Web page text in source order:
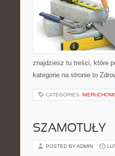
znajdziesz tu treści, które
kategorie na stronie to
CATEGORIES:
SZAMOTUŁY
POSTED BY ADMIN